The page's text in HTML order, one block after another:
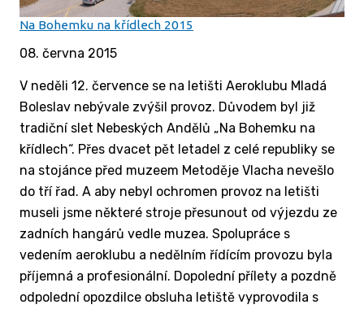
Na Bohemku na křídlech 2015
08. června 2015
V neděli 12. července se na letišti Aeroklubu Mladá
Boleslav nebývale zvýšil provoz. Důvodem byl již
tradiční slet Nebeských Andělů „Na Bohemku na
křídlech“. Přes dvacet pět letadel z celé republiky se
na stojánce před muzeem Metoděje Vlacha nevešlo
do tří řad. A aby nebyl ochromen provoz na letišti
museli jsme některé stroje přesunout od výjezdu ze
zadních hangárů vedle muzea. Spolupráce s
vedením aeroklubu a nedělním řídícím provozu byla
příjemná a profesionální. Dopolední přílety a pozdně
odpolední opozdilce obsluha letiště vyprovodila s